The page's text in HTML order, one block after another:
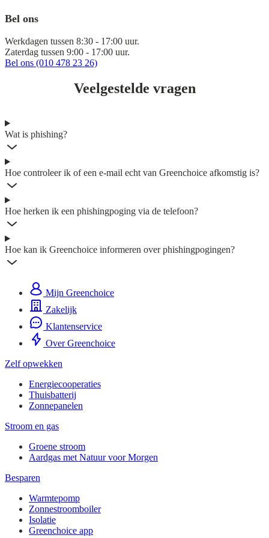
Bel ons
Werkdagen tussen 8:30 - 17:00 uur.
Zaterdag tussen 9:00 - 17:00 uur.
Bel ons (010 478 23 26)
Veelgestelde vragen
Wat is phishing?
Hoe controleer ik of een e-mail echt van Greenchoice afkomstig is?
Hoe herken ik een phishingpoging via de telefoon?
Hoe kan ik Greenchoice informeren over phishingpogingen?
Mijn Greenchoice
Zakelijk
Klantenservice
Over Greenchoice
Zelf opwekken
Energiecooperaties
Thuisbatterij
Zonnepanelen
Stroom en gas
Groene stroom
Aardgas met Natuur voor Morgen
Besparen
Warmtepomp
Zonnestroomboiler
Isolatie
Greenchoice app